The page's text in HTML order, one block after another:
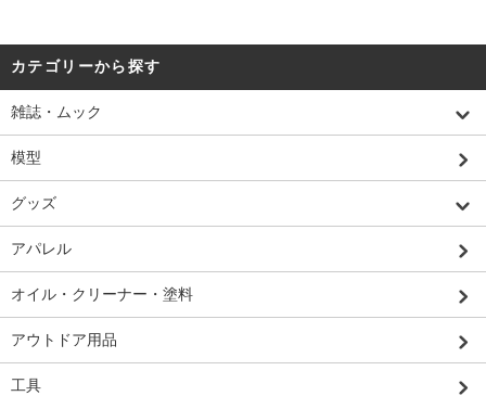
カテゴリーから探す
雑誌・ムック
模型
グッズ
アパレル
オイル・クリーナー・塗料
アウトドア用品
工具